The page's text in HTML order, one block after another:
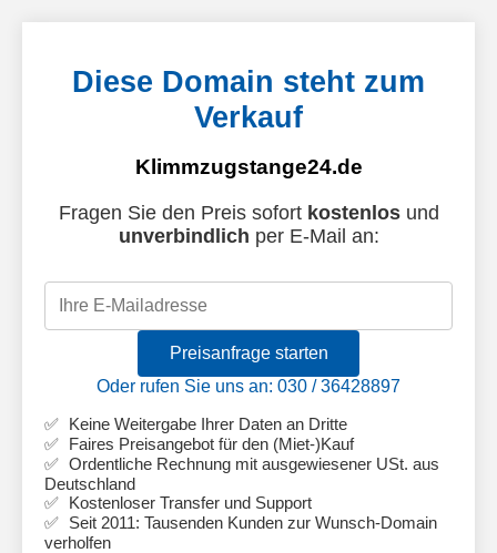
Diese Domain steht zum
Verkauf
Klimmzugstange24.de
Fragen Sie den Preis sofort kostenlosund
unverbindlich per E-Mail an:
Preisanfrage starten
Oder rufen Sie uns an: 030 / 36428897
Keine Weitergabe Ihrer Daten an Dritte
Faires Preisangebot für den (Miet-)Kauf
Ordentliche Rechnung mit ausgewiesener USt. aus
Deutschland
Kostenloser Transfer und Support
Seit 2011: Tausenden Kunden zur Wunsch-Domain
verholfen